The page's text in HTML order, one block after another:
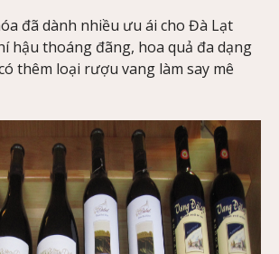
đã dành nhiều ưu ái cho Đà Lạt
hậu thoáng đãng, hoa quả đa dạng
thêm loại rượu vang làm say mê